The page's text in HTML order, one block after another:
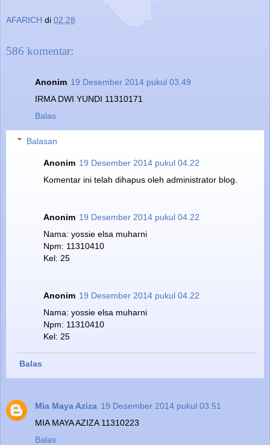
AFARICH di 02.28
586 komentar:
Anonim 19 Desember 2014 pukul 03.49
IRMA DWI YUNDI 11310171
Balas
Balasan
Anonim 19 Desember 2014 pukul 04.22
Komentar ini telah dihapus oleh administrator blog.
Anonim 19 Desember 2014 pukul 04.22
Nama: yossie elsa muharni
Npm: 11310410
Kel: 25
Anonim 19 Desember 2014 pukul 04.22
Nama: yossie elsa muharni
Npm: 11310410
Kel: 25
Balas
Mia Maya Aziza 19 Desember 2014 pukul 03.51
MIA MAYA AZIZA 11310223
Balas